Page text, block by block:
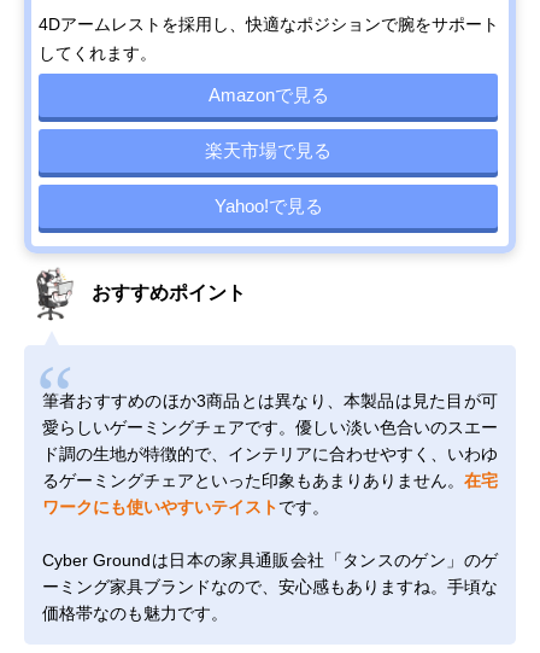
4Dアームレストを採用し、快適なポジションで腕をサポート
してくれます。
Amazonで見る
楽天市場で見る
Yahoo!で見る
おすすめポイント
筆者おすすめのほか3商品とは異なり、本製品は見た目が可
愛らしいゲーミングチェアです。優しい淡い色合いのスエー
ド調の生地が特徴的で、インテリアに合わせやすく、いわゆ
るゲーミングチェアといった印象もあまりありません。 在宅
ワークにも使いやすいテイストです。
Cyber Groundは日本の家具通販会社「タンスのゲン」のゲ
ーミング家具ブランドなので、安心感もありますね。手頃な
価格帯なのも魅力です。